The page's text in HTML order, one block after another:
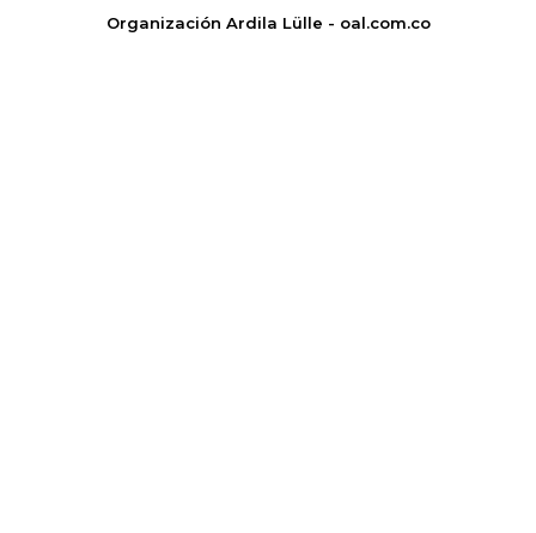
Organización Ardila Lülle - oal.com.co